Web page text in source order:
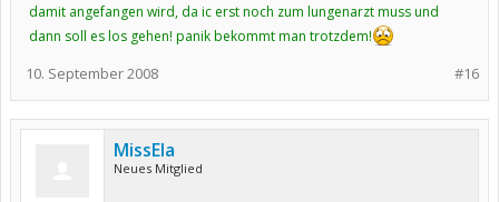
damit angefangen wird, da ic erst noch zum lungenarzt muss und
dann soll es los gehen! panik bekommt man trotzdem!
#16
10. September 2008
MissEla
Neues Mitglied